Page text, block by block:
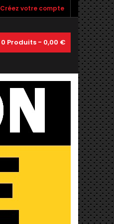
Créez votre compte
0 Produits - 0,00 €